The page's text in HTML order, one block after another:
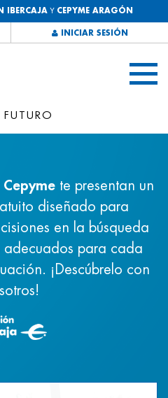
IBERCAJAY CEPYME ARAGÓN
INICIAR SESIÓN
Cepyme te presentan un
diseñado para
en la búsqueda
adecuados para cada
¡Descúbrelo con